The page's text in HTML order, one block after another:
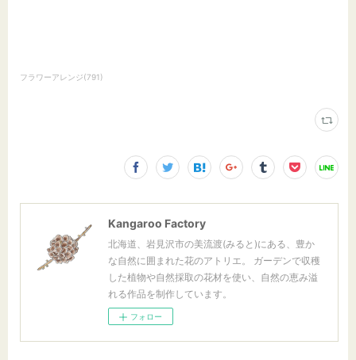
フラワーアレンジ(791)
Kangaroo Factory
北海道、岩見沢市の美流渡(みると)にある、豊か
な自然に囲まれた花のアトリエ。 ガーデンで収穫
した植物や自然採取の花材を使い、自然の恵み溢
れる作品を制作しています。
フォロー